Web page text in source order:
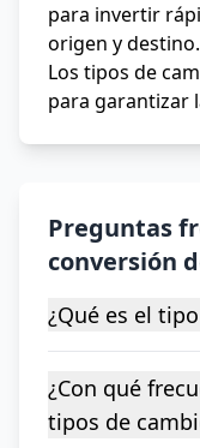
para invertir
origen y destino.
Los tipos de
para garantizar
Preguntas
conversión
¿Qué es el
¿Con qué
tipos de